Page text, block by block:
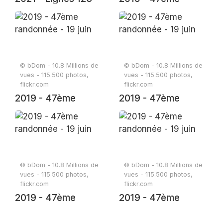
randonnée - 19 juin
© bDom - 10.8 Millions de
vues - 115.500 photos,
flickr.com
2019 - 47ème
randonnée - 19 juin
© bDom - 10.8 Millions de
vues - 115.500 photos,
flickr.com
2019 - 47ème
randonnée - 19 juin
© bDom - 10.8 Millions de
vues - 115.500 photos,
flickr.com
2019 - 47ème
© bDom - 10.8 Millions de
vues - 115.500 photos,
flickr.com
2019 - 47ème